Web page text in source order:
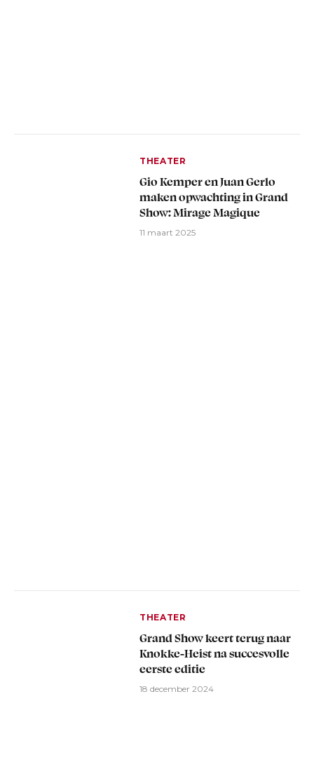
THEATER
Gio Kemper en Juan Gerlo
maken opwachting in Grand
Show: Mirage Magique
11 maart 2025
THEATER
Grand Show keert terug naar
Knokke-Heist na succesvolle
eerste editie
18 december 2024